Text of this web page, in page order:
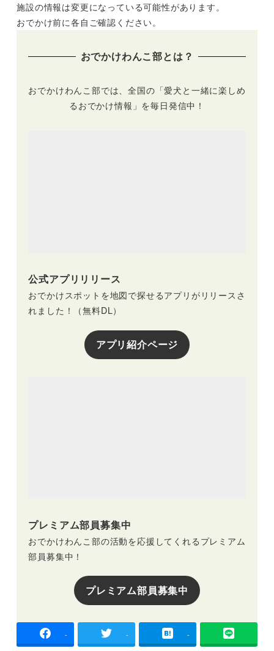
施設の情報は変更になっている可能性があります。
おでかけ前に各自ご確認ください。
おでかけわんこ部とは？
おでかけわんこ部では、全国の「愛犬と一緒に楽しめ
るおでかけ情報」を毎日発信中！
公式アプリリリース
おでかけスポットを地図で探せるアプリがリリースさ
れました！（無料DL）
アプリ紹介ページ
プレミアム部員募集中
おでかけわんこ部の活動を応援してくれるプレミアム
部員募集中！
プレミアム部員募集中
- - -